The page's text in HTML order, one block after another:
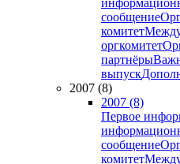
сообщение
комитет
оргкомитет
партнёры
выпуск
2007 (8)
2007 (8)
Первое
сообщение
комитет